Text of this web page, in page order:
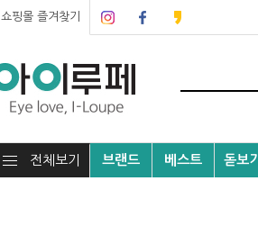
쇼핑몰 즐겨찾기
전체보기 브랜드 베스트 돋보기